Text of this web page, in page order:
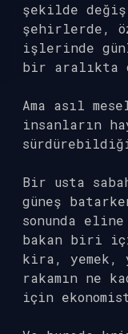
şekilde
şehirlerde,
işlerinde
bir aralıkta
Ama asıl
insanların
Bir usta
güneş
sonunda
bakan biri
kira, yemek,
rakamın ne
için